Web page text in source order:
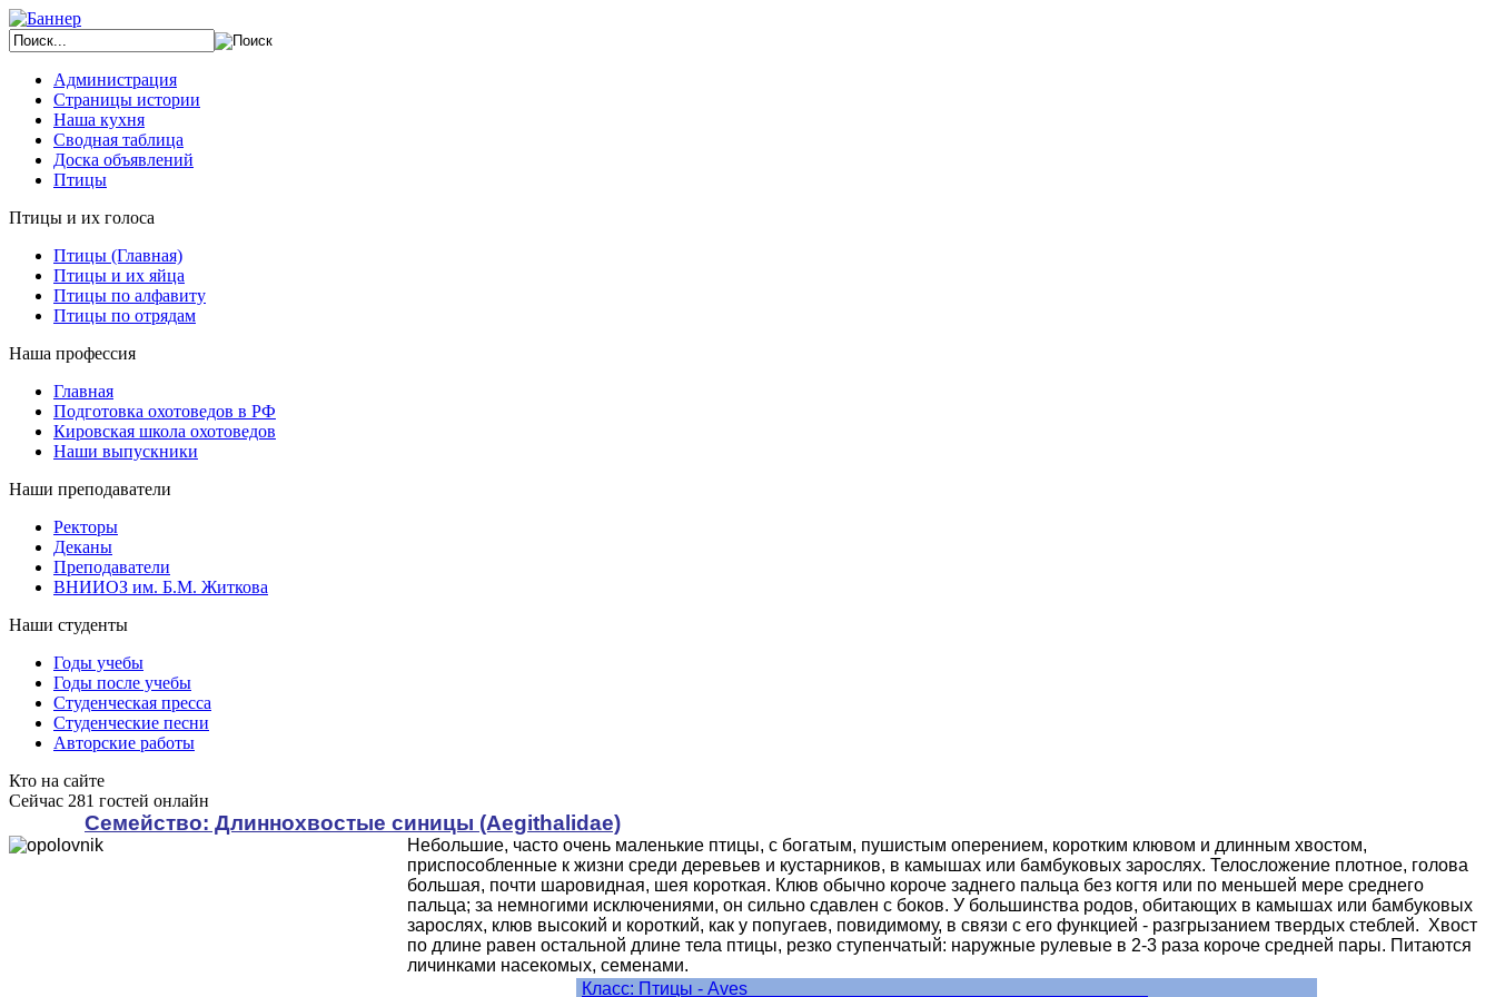
Администрация
Страницы истории
Наша кухня
Сводная таблица
Доска объявлений
Птицы
Птицы и их голоса
Птицы (Главная)
Птицы и их яйца
Птицы по алфавиту
Птицы по отрядам
Наша профессия
Главная
Подготовка охотоведов в РФ
Кировская школа охотоведов
Наши выпускники
Наши преподаватели
Ректоры
Деканы
Преподаватели
ВНИИОЗ им. Б.М. Житкова
Наши студенты
Годы учебы
Годы после учебы
Студенческая пресса
Студенческие песни
Авторские работы
Кто на сайте
Сейчас 281 гостей онлайн
Cемейство: Длиннохвостые синицы (Aegithalidae)
Небольшие, часто очень маленькие птицы, с богатым, пушистым оперением, коротким клювом и длинным хвостом,
приспособленные к жизни среди деревьев и кустарников, в камышах или бамбуковых зарослях. Телосложение плотное, голова
большая, почти шаровидная, шея короткая. Клюв обычно короче заднего пальца без когтя или по меньшей мере среднего
пальца; за немногими исключениями, он сильно сдавлен с боков. У большинства родов, обитающих в камышах или бамбуковых
зарослях, клюв высокий и короткий, как у попугаев, повидимому, в связи с его функцией - разгрызанием твердых стеблей. Хвост
по длине равен остальной длине тела птицы, резко ступенчатый: наружные рулевые в 2-3 раза короче средней пары. Питаются
личинками насекомых, семенами.
Класс: Птицы - Aves